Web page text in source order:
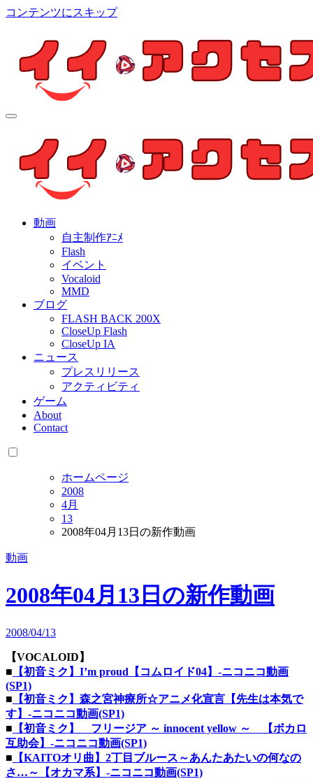
コンテンツにスキップ
個人制作アニメを中心とした動画紹介ブログ
動画
自主制作ｱﾆﾒ
Flash
イベント
Vocaloid
MMD
ブログ
FLASH BACK 200X
CloseUp Flash
CloseUp IA
ニュース
プレスリリース
アクティビティ
ゲーム
About
Contact
ホームページ
2008
4月
13
2008年04月13日の新作動画
動画
2008年04月13日の新作動画
2008/04/13
【VOCALOID】
■ 【初音ミク】I’m proud【コムロイド04】‐ニコニコ動画
(SP1)
■ 【初音ミク】森之宮神療所☆アニメ化宣言【先生は本気で
す】‐ニコニコ動画(SP1)
■ 【初音ミク】 フリージア ～ innocent yellow ～ 【ボカロ
互助会】‐ニコニコ動画(SP1)
■ 【KAITOオリ曲】2丁目ブルース～あんたあたいの何なの
さ…～【オカマ系】‐ニコニコ動画(SP1)